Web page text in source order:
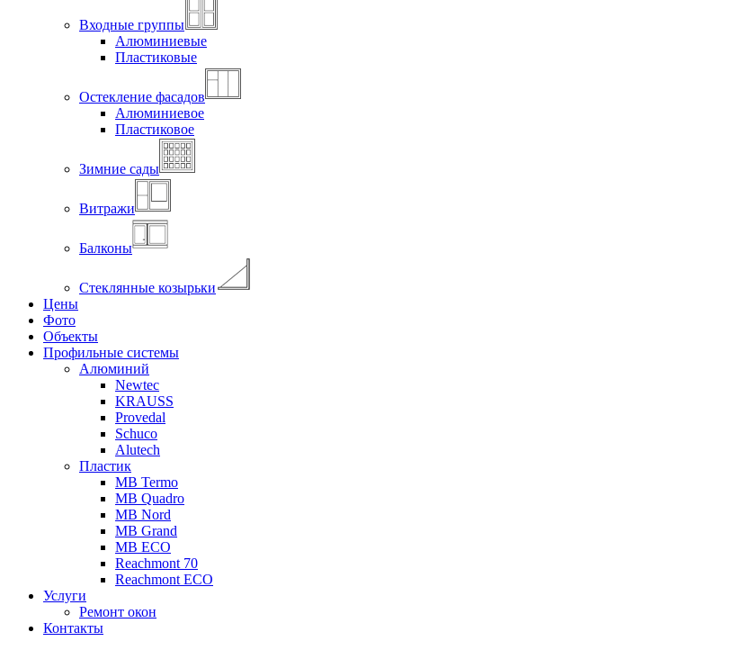
Входные группы
Алюминиевые
Пластиковые
Остекление фасадов
Алюминиевое
Пластиковое
Зимние сады
Витражи
Балконы
Стеклянные козырьки
Цены
Фото
Объекты
Профильные системы
Алюминий
Newtec
KRAUSS
Provedal
Schuco
Аlutech
Пластик
MB Termo
MB Quadro
MB Nord
MB Grand
MB ECO
Reachmont 70
Reachmont ECO
Услуги
Ремонт окон
Контакты